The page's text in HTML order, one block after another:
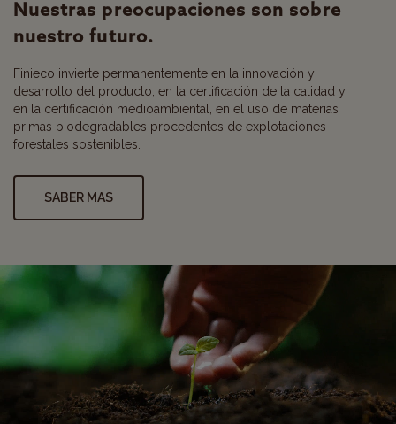
Nuestras preocupaciones son sobre
nuestro futuro.
Finieco invierte permanentemente en la innovación y
desarrollo del producto, en la certificación de la calidad y
en la certificación medioambiental, en el uso de materias
primas biodegradables procedentes de explotaciones
forestales sostenibles.
SABER MAS